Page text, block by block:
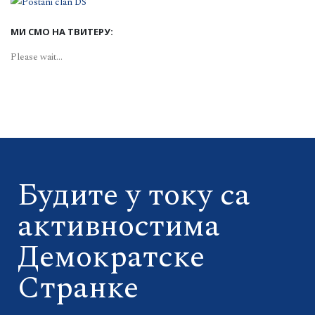
МИ СМО НА ТВИТЕРУ:
Please wait...
Будите у току са
активностима
Демократске
Странке